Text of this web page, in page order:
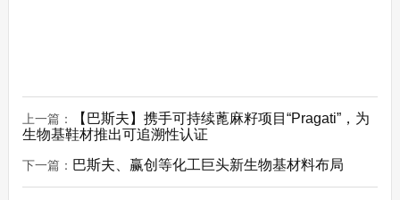
上一篇：
【巴斯夫】携手可持续蓖麻籽项目“Pragati”，为
生物基鞋材推出可追溯性认证
下一篇： 巴斯夫、赢创等化工巨头新生物基材料布局